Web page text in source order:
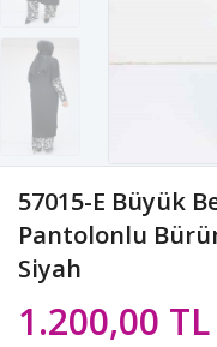
57015-E Büyük
Pantolonlu
Siyah
1.200,00 TL